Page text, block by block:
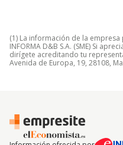
(1) La información de la
INFORMA D&B S.A. (SME) Si
dirígete acreditando tu
Avenida de Europa, 19, 28108,